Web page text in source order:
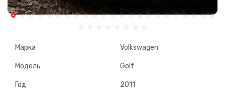
Марка Volkswagen
Модель Golf
Год 2011